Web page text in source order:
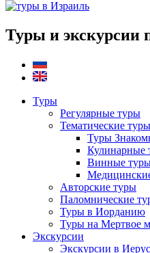
Туры и экскурсии
Туры
Регулярные туры
Тематические туры
Туры
Кулинарные
Винные
Авторские туры
Паломнические
Туры в Иорданию
Туры на Мертвое
Экскурсии
Экскурсии в